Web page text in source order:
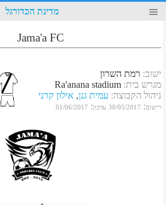
מדינת הכדורגל
Jama'a FC
ישוב: רמת השרון
מגרש בית:
Ra'anana stadium
ניהול הקבוצה: עמית גנן, אילון קרני
רישום:
30/05/2017 עדכון:
01/06/2017